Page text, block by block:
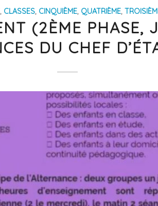
, CLASSES, CINQUIÈME, QUATRIÈME,
(2ÈME PHASE,
DU CHEF